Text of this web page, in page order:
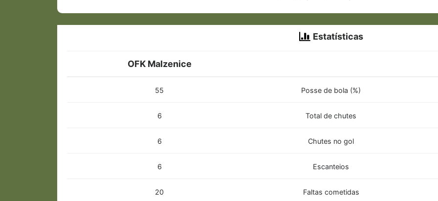
Estatísticas
OFK Malzenice
55 Posse de bola (%)
6 Total de chutes
6 Chutes no gol
6 Escanteios
20 Faltas cometidas